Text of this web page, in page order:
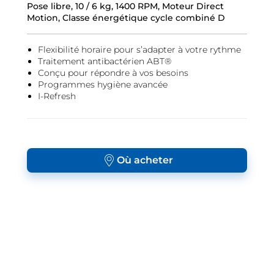
Pose libre, 10 / 6 kg, 1400 RPM, Moteur Direct
Motion, Classe énergétique cycle combiné D
Flexibilité horaire pour s’adapter à votre rythme
Traitement antibactérien ABT®
Conçu pour répondre à vos besoins
Programmes hygiène avancée
I-Refresh
Où acheter